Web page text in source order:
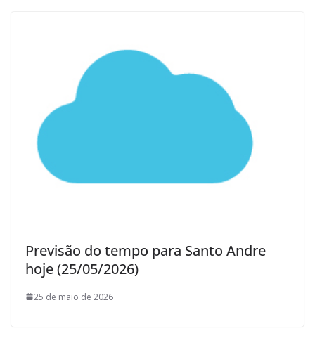
Previsão do tempo para Santo Andre
hoje (25/05/2026)
25 de maio de 2026